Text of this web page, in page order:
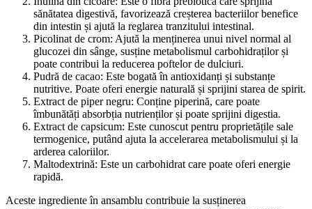
sănătatea digestivă, favorizează creșterea bacteriilor benefice
din intestin și ajută la reglarea tranzitului intestinal.
Picolinat de crom: Ajută la menținerea unui nivel normal al
glucozei din sânge, susține metabolismul carbohidraților și
poate contribui la reducerea poftelor de dulciuri.
Pudră de cacao: Este bogată în antioxidanți și substanțe
nutritive. Poate oferi energie naturală și sprijini starea de spirit.
Extract de piper negru: Conține piperină, care poate
îmbunătăți absorbția nutrienților și poate sprijini digestia.
Extract de capsicum: Este cunoscut pentru proprietățile sale
termogenice, putând ajuta la accelerarea metabolismului și la
arderea caloriilor.
Maltodextrină: Este un carbohidrat care poate oferi energie
rapidă.
Aceste ingrediente în ansamblu contribuie la susținerea